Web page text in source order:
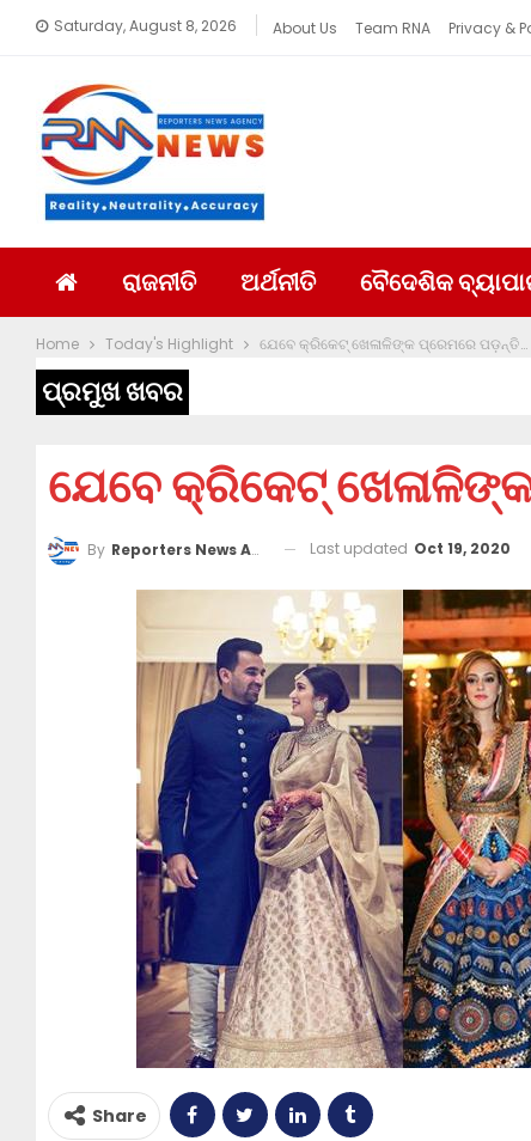
Saturday, August 8, 2026 About Us Team RNA Privacy &
ରାଜନୀତି ଅର୍ଥନୀତି ବୈଦେଶିକ
Home Today's Highlight ଯେବେ କ୍ରିକେଟ୍ ଖେଳାଳିଙ୍କ ପ୍ରେମରେ ପଡ଼ନ୍ତି…
ପ୍ରମୁଖ ଖବର
ଯେବେ କ୍ରିକେଟ୍
By Reporters News Agency Last updated Oct 19, 2020
Share